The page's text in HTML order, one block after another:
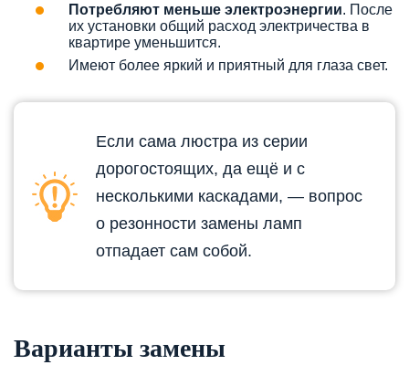
Потребляют меньше электроэнергии. После
их установки общий расход электричества в
квартире уменьшится.
Имеют более яркий и приятный для глаза свет.
Если сама люстра из серии
дорогостоящих, да ещё и с
несколькими каскадами, — вопрос
о резонности замены ламп
отпадает сам собой.
Варианты замены